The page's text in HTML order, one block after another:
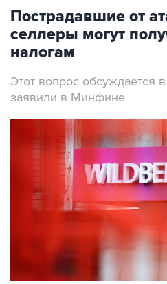
Пострадавшие от
селлеры могут
налогам
Этот вопрос обсуждается
заявили в Минфине